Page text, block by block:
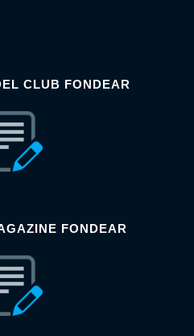
CLUB FONDEAR
FONDEAR